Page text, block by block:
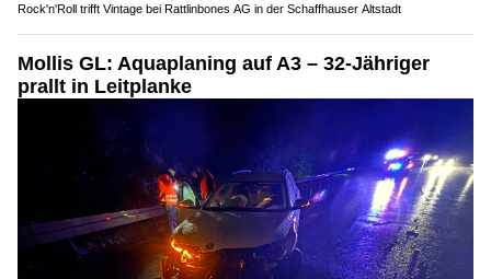
Rock'n'Roll trifft Vintage bei Rattlinbones AG in der Schaffhauser Altstadt
Mollis GL: Aquaplaning auf A3 – 32-Jähriger
prallt in Leitplanke